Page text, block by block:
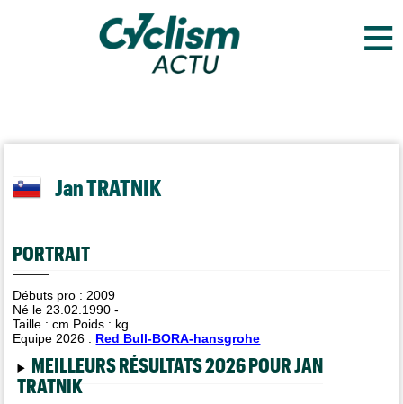
≡
Jan TRATNIK
PORTRAIT
Débuts pro : 2009
Né le 23.02.1990 -
Taille :cm Poids : kg
Equipe 2026 : Red Bull-BORA-hansgrohe
MEILLEURS RÉSULTATS 2026 POUR JAN
TRATNIK